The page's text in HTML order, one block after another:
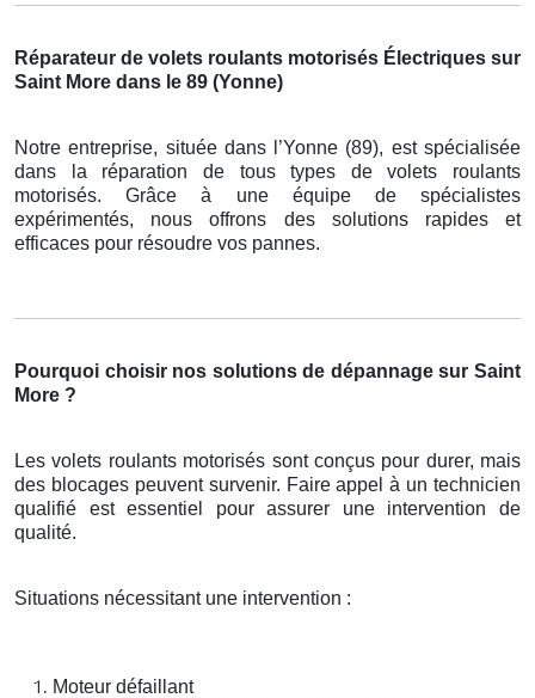
Réparateur de volets roulants motorisés Électriques sur
Saint More dans le 89 (Yonne)
Notre entreprise, située dans l’Yonne (89), est spécialisée
dans la réparation de tous types de volets roulants
motorisés. Grâce à une équipe de spécialistes
expérimentés, nous offrons des solutions rapides et
efficaces pour résoudre vos pannes.
Pourquoi choisir nos solutions de dépannage sur Saint
More ?
Les volets roulants motorisés sont conçus pour durer, mais
des blocages peuvent survenir. Faire appel à un technicien
qualifié est essentiel pour assurer une intervention de
qualité.
Situations nécessitant une intervention :
Moteur défaillant